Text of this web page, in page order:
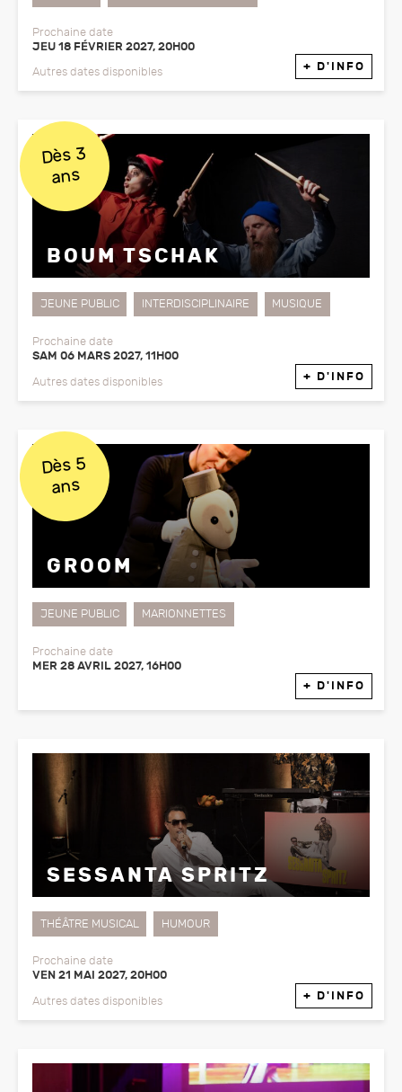
Prochaine date
JEU 18 FÉVRIER 2027, 20H00
Autres dates disponibles + D'INFO
Dès 3
ans
BOUM TSCHAK
JEUNE PUBLIC INTERDISCIPLINAIRE MUSIQUE
Prochaine date
SAM 06 MARS 2027, 11H00
Autres dates disponibles + D'INFO
Dès 5
ans
GROOM
JEUNE PUBLIC MARIONNETTES
Prochaine date
MER 28 AVRIL 2027, 16H00
+ D'INFO
SESSANTA SPRITZ
THÉÂTRE MUSICAL HUMOUR
Prochaine date
VEN 21 MAI 2027, 20H00
Autres dates disponibles + D'INFO